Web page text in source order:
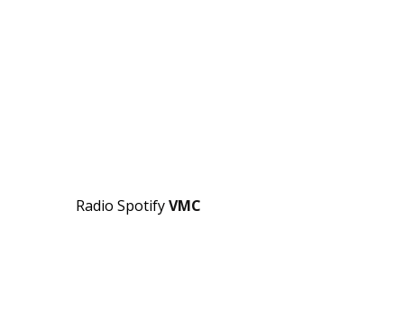
Radio SpotifyVMC